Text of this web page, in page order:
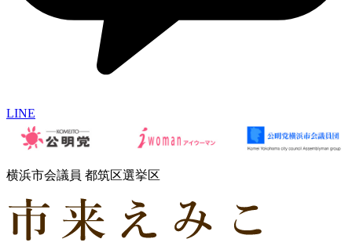
LINE
横浜市会議員 都筑区選挙区